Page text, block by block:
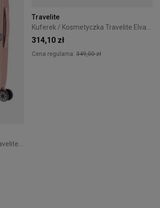
Travelite
Kuferek / Kosmetyczka Travelite Elvaa czarna
314,10 zł
Cena regularna:349,00 zł